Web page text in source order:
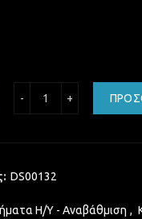
DS00132
Η/Υ - Αναβάθμιση ,